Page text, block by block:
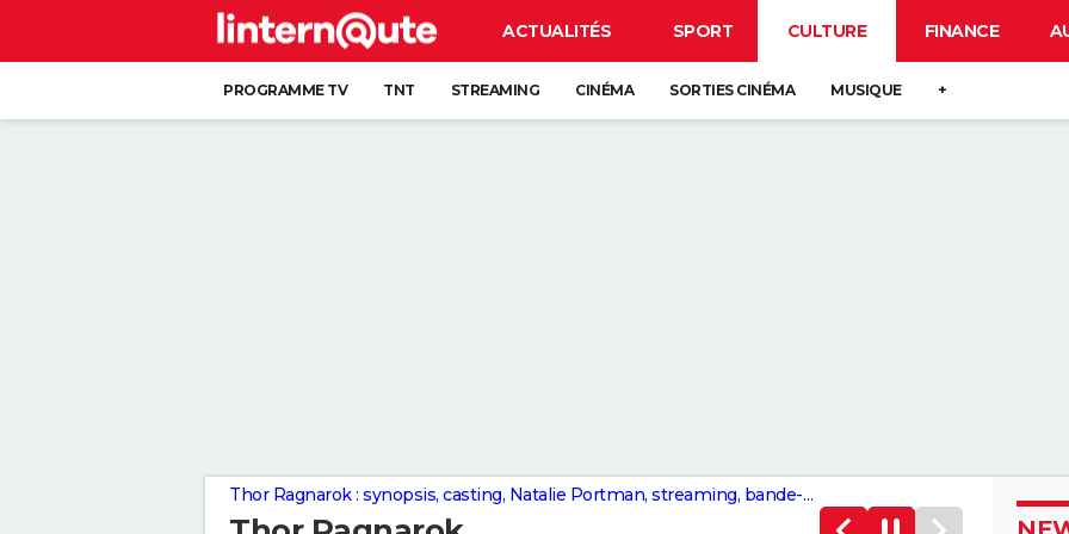
ACTUALITÉS SPORT CULTURE FINANCE
PROGRAMME TV TNT STREAMING CINÉMA SORTIES CINÉMA MUSIQUE +
Thor Ragnarok : synopsis, casting, Natalie Portman, streaming, bande-annonce…